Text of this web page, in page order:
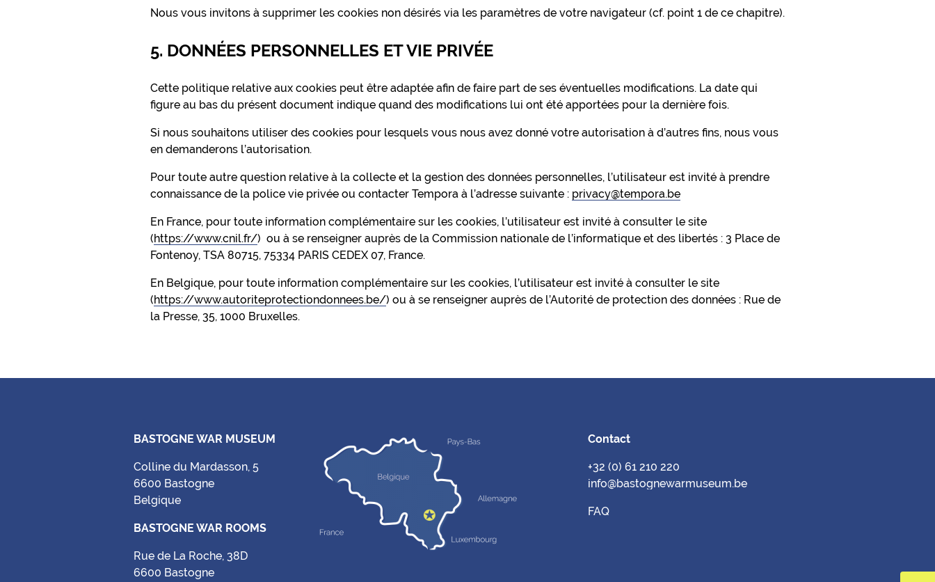
Nous vous invitons à supprimer les cookies non désirés via les paramètres de votre navigateur (cf. point 1 de ce chapitre).
5. DONNÉES PERSONNELLES ET VIE PRIVÉE
Cette politique relative aux cookies peut être adaptée afin de faire part de ses éventuelles modifications. La date qui
figure au bas du présent document indique quand des modifications lui ont été apportées pour la dernière fois.
Si nous souhaitons utiliser des cookies pour lesquels vous nous avez donné votre autorisation à d’autres fins, nous vous
en demanderons l’autorisation.
Pour toute autre question relative à la collecte et la gestion des données personnelles, l’utilisateur est invité à prendre
connaissance de la police vie privée ou contacter Tempora à l’adresse suivante : privacy@tempora.be
En France, pour toute information complémentaire sur les cookies, l’utilisateur est invité à consulter le site
(https://www.cnil.fr/) ou à se renseigner auprès de la Commission nationale de l’informatique et des libertés : 3 Place de
Fontenoy, TSA 80715, 75334 PARIS CEDEX 07, France.
En Belgique, pour toute information complémentaire sur les cookies, l’utilisateur est invité à consulter le site
(https://www.autoriteprotectiondonnees.be/) ou à se renseigner auprès de l’Autorité de protection des données : Rue de
la Presse, 35, 1000 Bruxelles.
BASTOGNE WAR MUSEUM
Colline du Mardasson, 5
6600 Bastogne
Belgique
BASTOGNE WAR ROOMS
Rue de La Roche, 38D
6600 Bastogne
Contact
+32 (0) 61 210 220
info@bastognewarmuseum.be
FAQ